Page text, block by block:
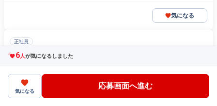
気になる
正社員
工場内輸送ドライバー(大型バルク・長距離なし)
〒675-0023兵庫県加古川市尾上町池田
月給35万円～50万円
6人が気になるしました
気になる
応募画面へ進む